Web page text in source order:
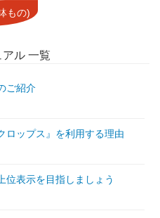
もの)
アル 一覧
ご紹介
ロップス』を利用する理由
位表示を目指しましょう